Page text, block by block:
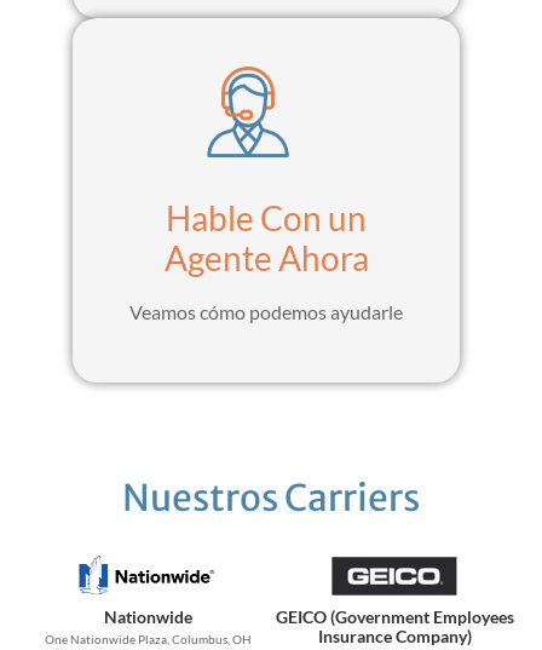
Hable Con un
Agente Ahora
Veamos cómo podemos ayudarle
Nuestros Carriers
Nationwide
One Nationwide Plaza, Columbus, OH
GEICO (Government Employees
Insurance Company)